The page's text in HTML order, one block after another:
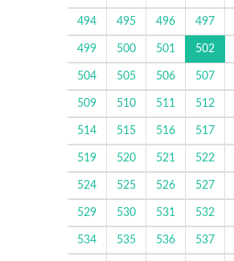
494 495 496 497
499 500 501 502
504 505 506 507
509 510 511 512
514 515 516 517
519 520 521 522
524 525 526 527
529 530 531 532
534 535 536 537